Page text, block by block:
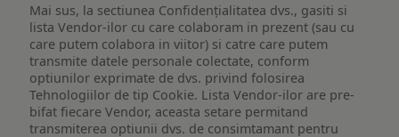
Mai sus, la sectiunea Confidențialitatea dvs., gasiti si
lista Vendor-ilor cu care colaboram in prezent (sau cu
care putem colabora in viitor) si catre care putem
transmite datele personale colectate, conform
optiunilor exprimate de dvs. privind folosirea
Tehnologiilor de tip Cookie. Lista Vendor-ilor are pre-
bifat fiecare Vendor, aceasta setare permitand
transmiterea optiunii dvs. de consimtamant pentru